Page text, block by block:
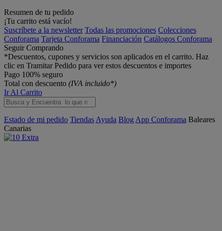
Resumen de tu pedido
¡Tu carrito está vacío!
Suscríbete a la newsletter Todas las promociones Colecciones
Conforama Tarjeta Conforama Financiación Catálogos Conforama
Seguir Comprando
*Descuentos, cupones y servicios son aplicados en el carrito. Haz
clic en Tramitar Pedido para ver estos descuentos e importes
Pago 100% seguro
Total con descuento (IVA incluido*)
Ir Al Carrito
Estado de mi pedido Tiendas Ayuda Blog App Conforama Baleares
Canarias